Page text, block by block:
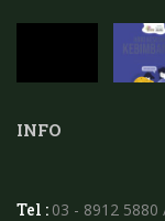
INFO
Tel : 03 - 8912